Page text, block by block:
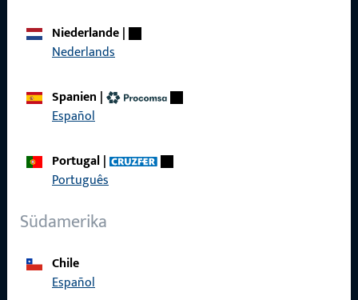
Niederlande|
Nederlands
Spanien |
Español
Portugal|
Português
Südamerika
Chile
Español
Karriere
Produktkatalog